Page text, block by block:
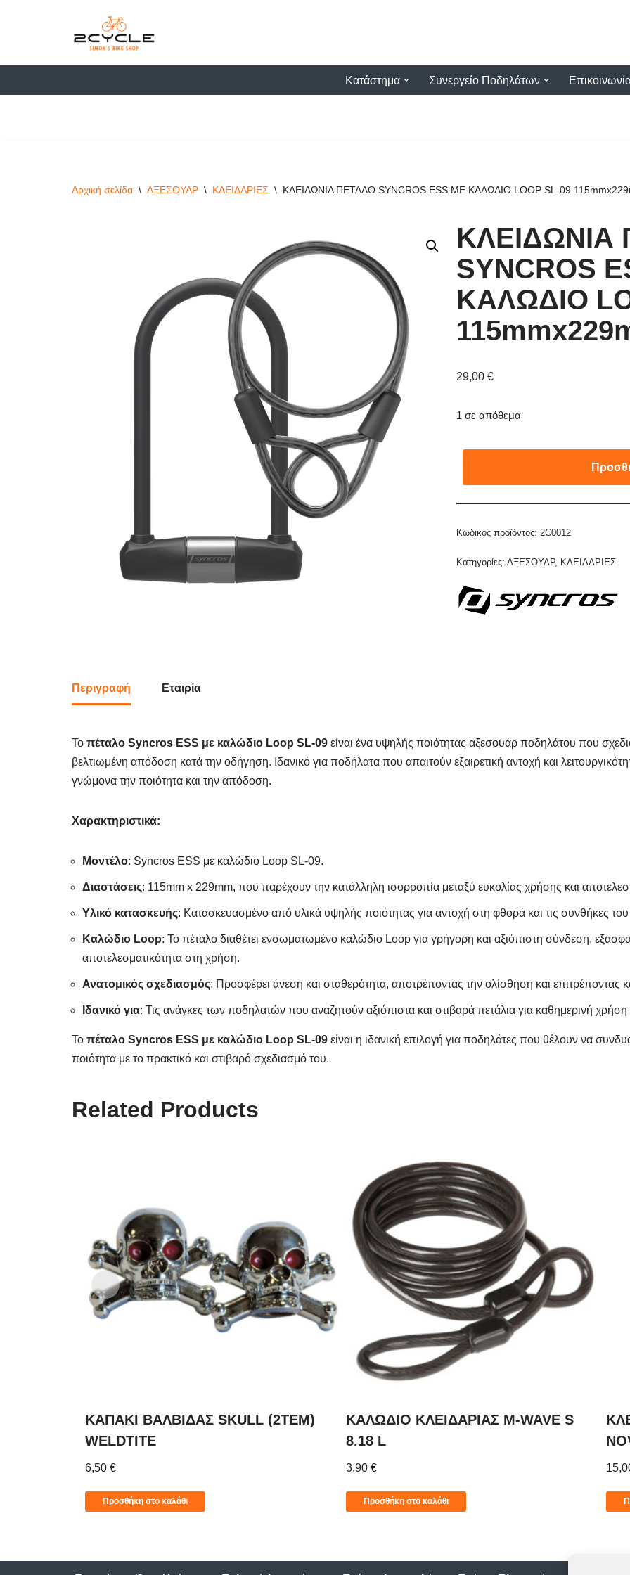
Μεταπηδήστε
Κατάστημα Συνεργείο Ποδηλάτων
Αρχική σελίδα \ ΑΞΕΣΟΥΑΡ \ ΚΛΕΙΔΑΡΙΕΣ \ ΚΛΕΙΔΩΝΙΑ ΠΕΤΑΛΟ SYNCROS ESS ΜΕ ΚΑΛΩΔΙΟ LOOP SL-09
ΚΛΕΙΔΩΝΙΑ
SYNCROS
ΚΑΛΩΔΙΟ
29,00€
1 σε απόθεμα
Κωδικός προϊόντος:2C0012
Κατηγορίες:ΑΞΕΣΟΥΑΡ, ΚΛΕΙΔΑΡΙΕΣ
Περιγραφή Εταιρία
Το πέταλο Syncros ESS με καλώδιο Loop SL-09 είναι ένα υψηλής ποιότητας αξεσουάρ ποδηλάτου που
βελτιωμένη απόδοση κατά την οδήγηση. Ιδανικό για ποδήλατα που απαιτούν εξαιρετική αντοχή και
γνώμονα την ποιότητα και την απόδοση.
Χαρακτηριστικά:
Μοντέλο: Syncros ESS με καλώδιο Loop SL-09.
Διαστάσεις: 115mm x 229mm, που παρέχουν την κατάλληλη ισορροπία μεταξύ ευκολίας χρήσης και
Υλικό κατασκευής: Κατασκευασμένο από υλικά υψηλής ποιότητας για αντοχή στη φθορά και τις συνθήκες
Καλώδιο Loop: Το πέταλο διαθέτει ενσωματωμένο καλώδιο Loop για γρήγορη και αξιόπιστη σύνδεση,
αποτελεσματικότητα στη χρήση.
Ανατομικός σχεδιασμός: Προσφέρει άνεση και σταθερότητα, αποτρέποντας την ολίσθηση και επιτρέποντας
Ιδανικό για: Τις ανάγκες των ποδηλατών που αναζητούν αξιόπιστα και στιβαρά πετάλια για καθημερινή χρήση
Το πέταλο Syncros ESS με καλώδιο Loop SL-09 είναι η ιδανική επιλογή για ποδηλάτες που θέλουν να
ποιότητα με το πρακτικό και στιβαρό σχεδιασμό του.
Related Products
ΚΑΠΑΚΙ ΒΑΛΒΙΔΑΣ SKULL (2TEM)
WELDTITE
6,50€
Προσθήκη στο καλάθι
ΚΑΛΩΔΙΟ ΚΛΕΙΔΑΡΙΑΣ M-WAVE S
8.18 L
3,90 €
Προσθήκη στο καλάθι